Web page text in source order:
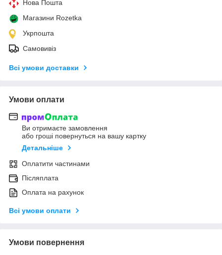
Нова Пошта
Магазини Rozetka
Укрпошта
Самовивіз
Всі умови доставки
Умови оплати
Ви отримаєте замовлення
або гроші повернуться на вашу картку
Детальніше
Оплатити частинами
Післяплата
Оплата на рахунок
Всі умови оплати
Умови повернення